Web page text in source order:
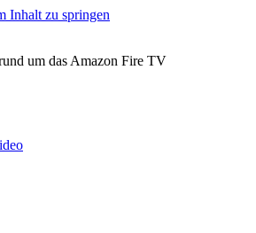
Inhalt zu springen
um das Amazon Fire TV